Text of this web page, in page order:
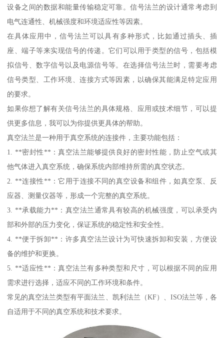
设备之间的数据和能量传输稳定可靠。信号法兰的设计通常考虑到
电气连通性、机械强度和环境适应性等因素。
在具体应用中，信号法兰可以具有多种形式，比如通过插头、插
座、端子等来实现信号的传递。它们可以用于类型的信号，包括模
拟信号、数字信号以及电源信号等。在选择信号法兰时，需要考虑
信号类型、工作环境、连接方式等因素，以确保其能满足特定应用
的要求。
如果你想了解有关信号法兰的具体规格、应用或技术细节，可以提
供更多信息，我可以为你提供更具体的帮助。
真空法兰是一种用于真空系统的连接件，主要功能包括：
1. **密封性**：真空法兰能够提供良好的密封性能，防止空气或其
他气体进入真空系统，确保系统内部维持所需的真空状态。
2. **连接性**：它用于连接不同的真空设备和组件，如真空泵、反
应器、测量仪器等，形成一个完整的真空系统。
3. **承载能力**：真空法兰通常具有较高的机械强度，可以承受内
部和外部的压力变化，保证系统的稳定性和安全性。
4. **便于拆卸**：许多真空法兰设计为可快速拆卸和安装，方便设
备的维护和更换。
5. **适应性**：真空法兰有多种类型和尺寸，可以根据不同的应用
需求进行选择，适应不同的工作环境和条件。
常见的真空法兰类型有平面法兰、凯利法兰（KF）、ISO法兰等，各
自适用于不同的真空系统和技术要求。